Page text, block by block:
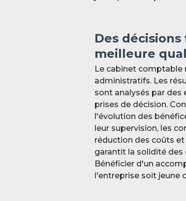
Des
meilleure
Le cabinet comptable
administratifs. Les
sont analysés par des
prises de décision.
l'évolution des
leur supervision, les
réduction des coûts
garantit la solidité des
Bénéficier d'un
l'entreprise soit jeune